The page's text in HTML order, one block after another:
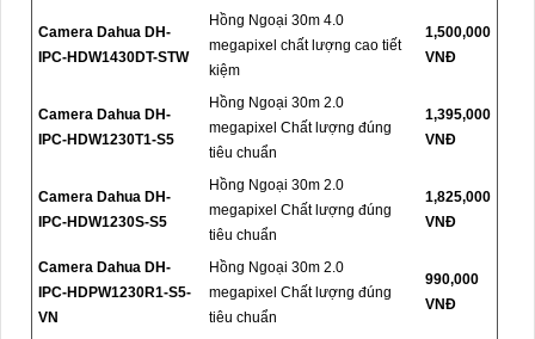
Camera Dahua DH-
IPC-HDW1430DT-STW
Hồng Ngoại 30m 4.0
megapixel chất lượng cao tiết
kiệm
1,500,000
VNĐ
Camera Dahua DH-
IPC-HDW1230T1-S5
Hồng Ngoại 30m 2.0
megapixel Chất lượng đúng
tiêu chuẩn
1,395,000
VNĐ
Camera Dahua DH-
IPC-HDW1230S-S5
Hồng Ngoại 30m 2.0
megapixel Chất lượng đúng
tiêu chuẩn
1,825,000
VNĐ
Camera Dahua DH-
IPC-HDPW1230R1-S5-
VN
Hồng Ngoại 30m 2.0
megapixel Chất lượng đúng
tiêu chuẩn
990,000
VNĐ